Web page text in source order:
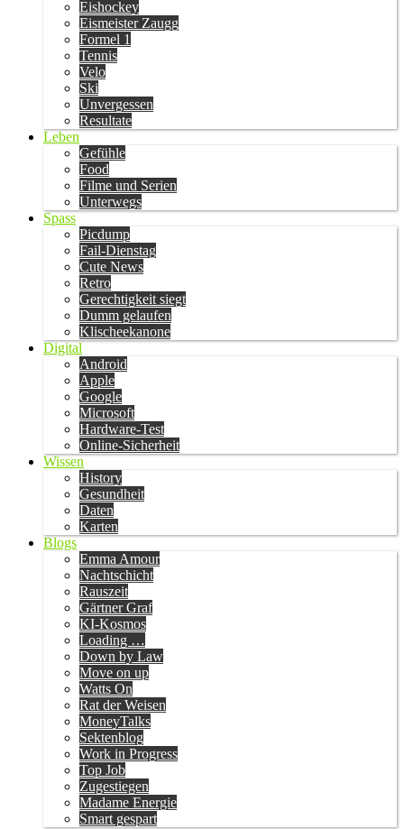
Eishockey
Eismeister Zaugg
Formel 1
Tennis
Velo
Ski
Unvergessen
Resultate
Leben
Gefühle
Food
Filme und Serien
Unterwegs
Spass
Picdump
Fail-Dienstag
Cute News
Retro
Gerechtigkeit siegt
Dumm gelaufen
Klischeekanone
Digital
Android
Apple
Google
Microsoft
Hardware-Test
Online-Sicherheit
Wissen
History
Gesundheit
Daten
Karten
Blogs
Emma Amour
Nachtschicht
Rauszeit
Gärtner Graf
KI-Kosmos
Loading …
Down by Law
Move on up
Watts On
Rat der Weisen
MoneyTalks
Sektenblog
Work in Progress
Top Job
Zugestiegen
Madame Energie
Smart gespart